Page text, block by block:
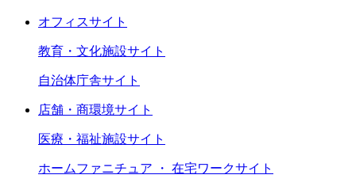
オフィスサイト
教育・文化施設サイト
自治体庁舎サイト
店舗・商環境サイト
医療・福祉施設サイト
ホームファニチュア ・ 在宅ワークサイト